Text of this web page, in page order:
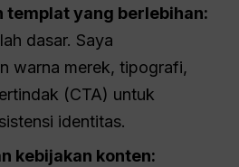
templat yang berlebihan:
dasar. Saya
warna merek, tipografi,
(CTA) untuk
identitas.
kebijakan konten: